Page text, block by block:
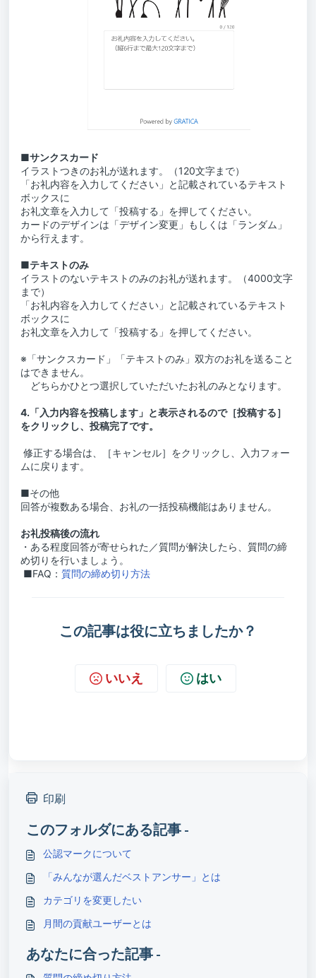
■サンクスカード
イラストつきのお礼が送れます。（120文字まで）
「お礼内容を入力してください」と記載されているテキスト
ボックスに
お礼文章を入力して「投稿する」を押してください。
カードのデザインは「デザイン変更」もしくは「ランダム」
から行えます。
■テキストのみ
イラストのないテキストのみのお礼が送れます。（4000文字
まで）
「お礼内容を入力してください」と記載されているテキスト
ボックスに
お礼文章を入力して「投稿する」を押してください。
※「サンクスカード」「テキストのみ」双方のお礼を送ること
はできません。
どちらかひとつ選択していただいたお礼のみとなります。
4.「入力内容を投稿します」と表示されるので［投稿する］
をクリックし、投稿完了です。
修正する場合は、［キャンセル］をクリックし、入力フォー
ムに戻ります。
■その他
回答が複数ある場合、お礼の一括投稿機能はありません。
お礼投稿後の流れ
・ある程度回答が寄せられた／質問が解決したら、質問の締
め切りを行いましょう。
■FAQ： 質問の締め切り方法
この記事は役に立ちましたか？
いいえ はい
印刷
このフォルダにある記事 -
公認マークについて
「みんなが選んだベストアンサー」とは
カテゴリを変更したい
月間の貢献ユーザーとは
あなたに合った記事 -